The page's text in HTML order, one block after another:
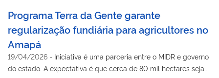
Programa Terra da Gente garante
regularização fundiária para agricultores no
Amapá
19/04/2026 - Iniciativa é uma parceria entre o MIDR e governo
do estado. A expectativa é que cerca de 80 mil hectares sejam